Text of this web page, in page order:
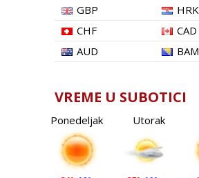
GBP
HRK
CHF
CAD
AUD
BAM
VREME U SUBOTICI
Ponedeljak Utorak